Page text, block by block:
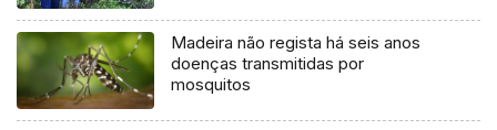
Madeira não regista há seis anos
doenças transmitidas por
mosquitos